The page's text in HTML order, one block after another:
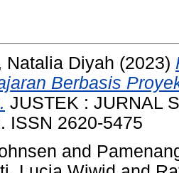
Natalia Diyah (2023)
Berbasis
JUSTEK : JURNAL
ISSN 2620-5475
and